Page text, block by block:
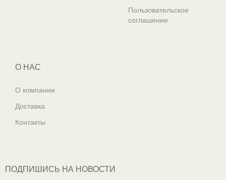
Пользовательское
соглашение
О НАС
О компании
Доставка
Контакты
ПОДПИШИСЬ НА НОВОСТИ